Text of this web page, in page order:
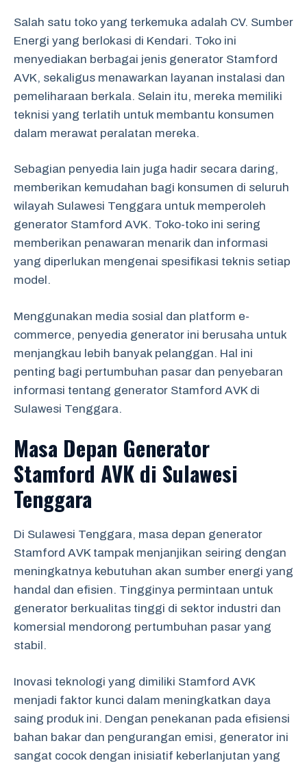
Salah satu toko yang terkemuka adalah CV. Sumber
Energi yang berlokasi di Kendari. Toko ini
menyediakan berbagai jenis generator Stamford
AVK, sekaligus menawarkan layanan instalasi dan
pemeliharaan berkala. Selain itu, mereka memiliki
teknisi yang terlatih untuk membantu konsumen
dalam merawat peralatan mereka.
Sebagian penyedia lain juga hadir secara daring,
memberikan kemudahan bagi konsumen di seluruh
wilayah Sulawesi Tenggara untuk memperoleh
generator Stamford AVK. Toko-toko ini sering
memberikan penawaran menarik dan informasi
yang diperlukan mengenai spesifikasi teknis setiap
model.
Menggunakan media sosial dan platform e-
commerce, penyedia generator ini berusaha untuk
menjangkau lebih banyak pelanggan. Hal ini
penting bagi pertumbuhan pasar dan penyebaran
informasi tentang generator Stamford AVK di
Sulawesi Tenggara.
Masa Depan Generator
Stamford AVK di Sulawesi
Tenggara
Di Sulawesi Tenggara, masa depan generator
Stamford AVK tampak menjanjikan seiring dengan
meningkatnya kebutuhan akan sumber energi yang
handal dan efisien. Tingginya permintaan untuk
generator berkualitas tinggi di sektor industri dan
komersial mendorong pertumbuhan pasar yang
stabil.
Inovasi teknologi yang dimiliki Stamford AVK
menjadi faktor kunci dalam meningkatkan daya
saing produk ini. Dengan penekanan pada efisiensi
bahan bakar dan pengurangan emisi, generator ini
sangat cocok dengan inisiatif keberlanjutan yang